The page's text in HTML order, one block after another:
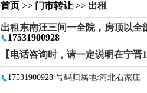
首页 >> 门市转让 >> 出租
出租东南汪三间一全院，房顶以全
17531900928
【电话咨询时，请一定说明在宁晋
17531900928 号码归属地:河北石家庄